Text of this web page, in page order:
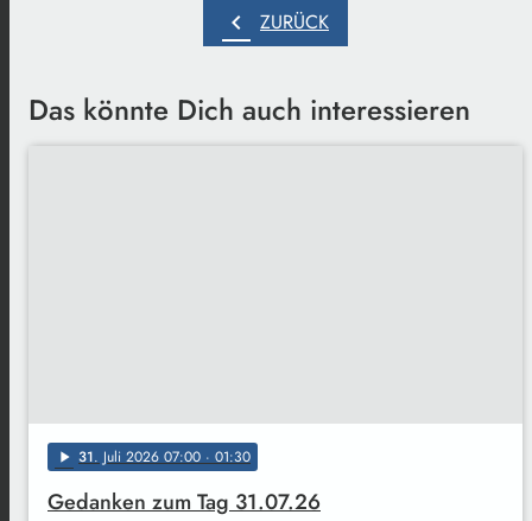
chevron_left ZURÜCK
Das könnte Dich auch interessieren
play_arrow 31. Juli 2026 07:00 · 01:30
Gedanken zum Tag 31.07.26